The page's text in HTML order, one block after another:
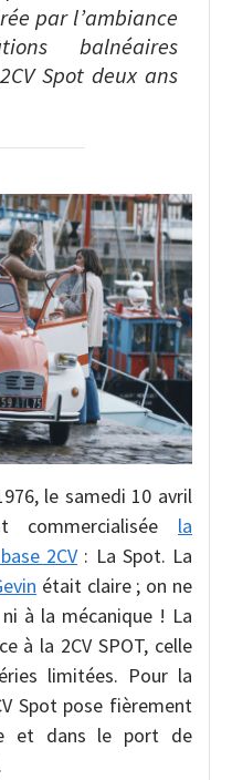
par l’ambiance
balnéaires
Spot deux ans
le samedi 10 avril
commercialisée la
2CV: La Spot. La
était claire ; on ne
à la mécanique ! La
à la 2CV SPOT, celle
limitées. Pour la
Spot pose fièrement
et dans le port de